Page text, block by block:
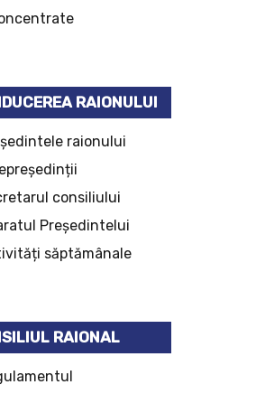
RAIONULUI
raionului
consiliului
Președintelui
săptămânale
RAIONAL